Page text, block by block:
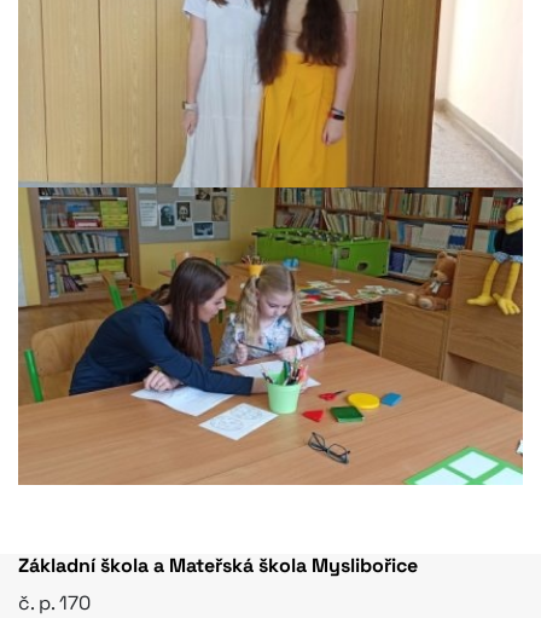
Základní škola a Mateřská škola Myslibořice
č. p. 170